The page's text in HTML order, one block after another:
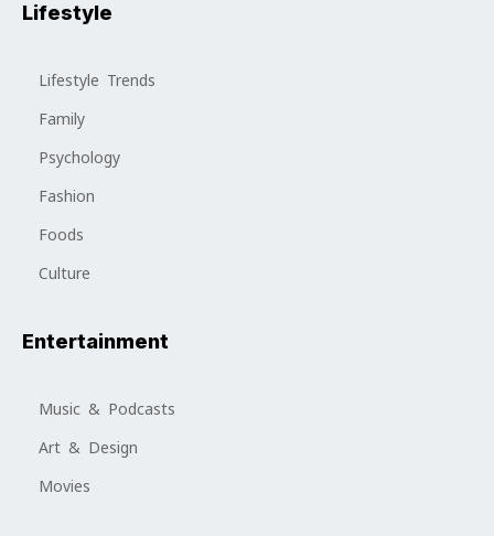
Lifestyle
Lifestyle Trends
Family
Psychology
Fashion
Foods
Culture
Entertainment
Music & Podcasts
Art & Design
Movies